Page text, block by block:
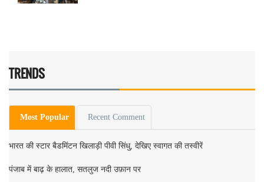
TRENDS
Most Popular Recent Comment
भारत की स्टार बैडमिंटन खिलाड़ी पीवी सिंधु, देखिए स्वागत की तस्वीरें
पंजाब में बाढ़ के हालात, सतलुज नदी उफ़ान पर